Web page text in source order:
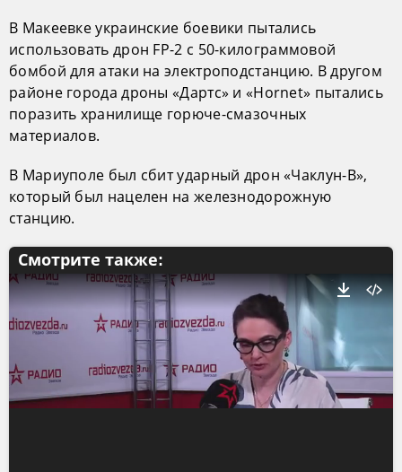
В Макеевке украинские боевики пытались
использовать дрон FP-2 с 50-килограммовой
бомбой для атаки на электроподстанцию. В другом
районе города дроны «Дартс» и «Hornet» пытались
поразить хранилище горюче-смазочных
материалов.
В Мариуполе был сбит ударный дрон «Чаклун-В»,
который был нацелен на железнодорожную
станцию.
Смотрите также: